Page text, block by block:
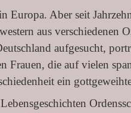
Europa. Aber seit
aus verschiedenen
aufgesucht,
Frauen, die auf vielen
ein